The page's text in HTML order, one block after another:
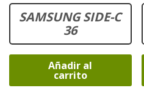
SAMSUNG SIDE-C
36
Añadir al
carrito